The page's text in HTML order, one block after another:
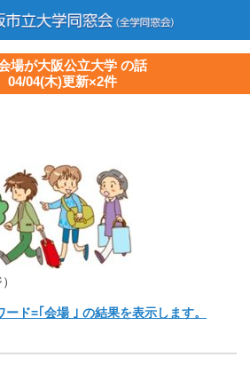
場が大阪公立大学 の話
更新×2件
ード=｢会場 ｣ の結果を表示します。